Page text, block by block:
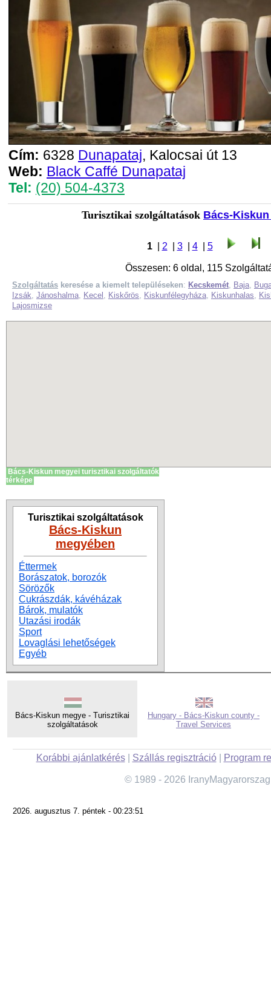
Cím: 6328 Dunapataj, Kalocsai út 13
Web: Black Caffé Dunapataj
Tel: (20) 504-4373
Turisztikai szolgáltatások Bács-
1| 2 3| 4| 5
Összesen: 6 oldal, 115
Szolgáltatás keresése a kiemelt településeken: Kecskemét, Baja,
Izsák, Jánoshalma, Kecel , Kiskőrös, Kiskunfélegyháza, Kiskunhalas,
Lajosmizse
Bács-Kiskun megyei turisztikai szolgáltatók
térképe
Turisztikai szolgáltatások
Bács-Kiskun
megyében
Éttermek
Borászatok, borozók
Sörözők
Cukrászdák, kávéházak
Bárok, mulatók
Utazási irodák
Sport
Lovaglási lehetőségek
Egyéb
Bács-Kiskun megye - Turisztikai
szolgáltatások
Hungary - Bács-Kiskun county -
Travel Services
Korábbi ajánlatkérés| Szállás regisztráció| Program
© 1989 - 2026
2026. augusztus 7. péntek - 00:23:51